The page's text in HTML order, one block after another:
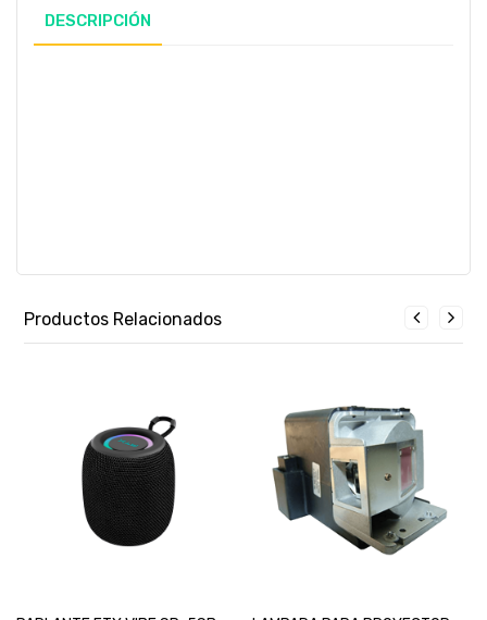
DESCRIPCIÓN
Productos Relacionados